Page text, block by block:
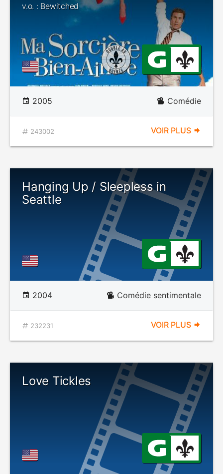
v.o. : Bewitched
2005 Comédie
243002 VOIR PLUS
Hanging Up / Sleepless in
Seattle
2004 Comédie sentimentale
232231 VOIR PLUS
Love Tickles